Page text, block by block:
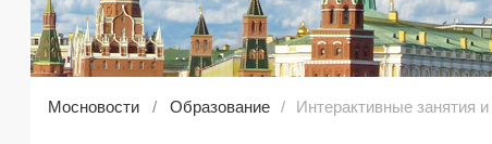
Мосновости Образование Интерактивные занятия